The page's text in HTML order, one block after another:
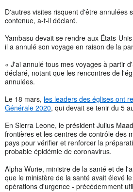
D'autres visites risquent d'être annulées
contenue, a-t-il déclaré.
Yambasu devait se rendre aux États-
il a annulé son voyage en raison de la
« J'ai annulé tous mes voyages à partir
déclaré, notant que les rencontres de
annulées.
Le 18 mars, les leaders des églises ont
Générale 2020, qui devait se tenir du 5
En Sierra Leone, le président Julius
frontières et les centres de contrôle des
pays pour vérifier et renforcer la
probable épidémie de coronavirus.
Alpha Wurie, ministre de la santé et de
que le ministère de la santé avait élevé
opérations d'urgence - précédemment